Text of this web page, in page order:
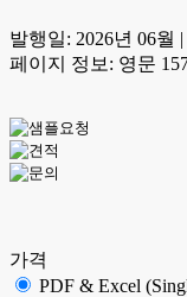
발행일: 2026년 06월 |
페이지 정보: 영문 157
가격
PDF & Excel